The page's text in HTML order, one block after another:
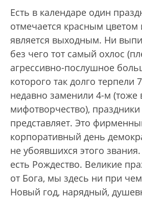
Есть в календаре один
отмечается красным цветом
является выходным. Ни
без чего тот самый охлос
агрессивно-послушное
которого так долго
недавно заменили 4-м (тоже
мифотворчество),
представляет. Это
корпоративный день
не убоявшихся этого
есть Рождество. Великие
от Бога, мы здесь ни при
Новый год, нарядный,